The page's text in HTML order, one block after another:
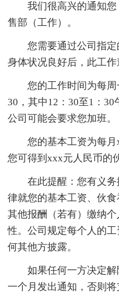
我们很高兴的通知
售部（工作）。
您需要通过公司指
身体状况良好后，此工作
您的工作时间为每周
30，其中12：30至1：
公司可能会要求您加班。
您的基本工资为每
您可得到xxx元人民币的
在此提醒：您有义
律就您的基本工资、伙
其他报酬（若有）缴纳
性。公司规定每个人的
何其他方披露。
如果任何一方决定
一个月发出通知，否则